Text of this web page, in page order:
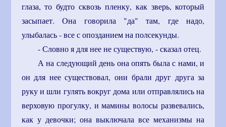
глаза, то будто сквозь пленку, как зверь, который
засыпает. Она говорила "да" там, где надо,
улыбалась - все с опозданием на полсекунды.
- Словно я для нее не существую, - сказал отец.
А на следующий день она опять была с нами, и
он для нее существовал, они брали друг друга за
руку и шли гулять вокруг дома или отправлялись на
верховую прогулку, и мамины волосы развевались,
как у девочки; она выключала все механизмы на